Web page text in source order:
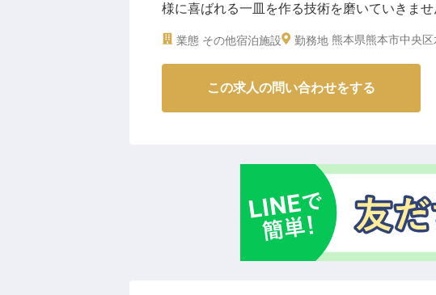
様に喜ばれる一皿を作る技術を磨いていきま
利用いただいている「ホテルウィングインタ
道町駅より徒歩3分の場所に位置し、アクセ
業態 その他宿泊施設 勤務地 熊本県熊本市中央
この求人の問い合わせをする